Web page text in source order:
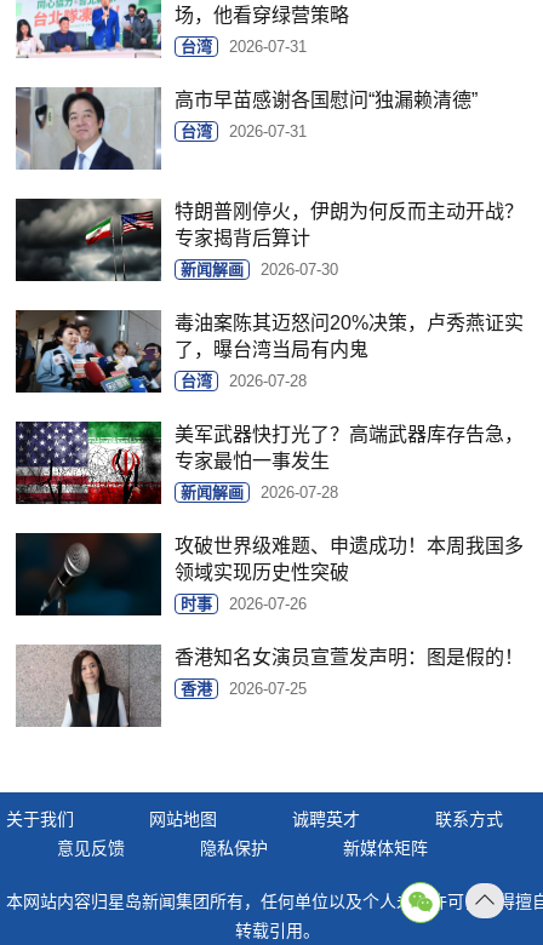
场，他看穿绿营策略
台湾 2026-07-31
高市早苗感谢各国慰问“独漏赖清德”
台湾 2026-07-31
特朗普刚停火，伊朗为何反而主动开战？
专家揭背后算计
新闻解画 2026-07-30
毒油案陈其迈怒问20%决策，卢秀燕证实
了，曝台湾当局有内鬼
台湾 2026-07-28
美军武器快打光了？高端武器库存告急，
专家最怕一事发生
新闻解画 2026-07-28
攻破世界级难题、申遗成功！本周我国多
领域实现历史性突破
时事 2026-07-26
香港知名女演员宣萱发声明：图是假的！
香港 2026-07-25
关于我们 网站地图 诚聘英才
联系方式
意见反馈
隐私保护 新媒体矩阵
本网站内容归星岛新闻集团所有，任何单位以及个人未经许可，不得擅
转载引用。